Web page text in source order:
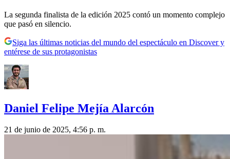
La segunda finalista de la edición 2025 contó un momento complejo
que pasó en silencio.
Siga las últimas noticias del mundo del espectáculo en Discover y
entérese de sus protagonistas
Daniel Felipe Mejía Alarcón
21 de junio de 2025, 4:56 p. m.